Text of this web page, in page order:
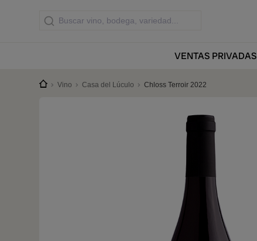
VENTASPRIVADAS
Vino Casa del Lúculo Chloss Terroir 2022